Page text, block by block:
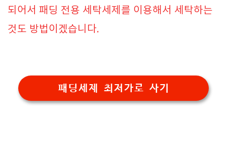
되어서 패딩 전용 세탁세제를 이용해서 세탁하는
것도 방법이겠습니다.
패딩세제 최저가로 사기